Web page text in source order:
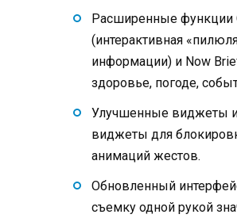
Расширенные функции
(интерактивная
информации) и Now
здоровье, погоде,
Улучшенные виджеты и
виджеты для
анимаций жестов.
Обновленный
съемку одной рукой